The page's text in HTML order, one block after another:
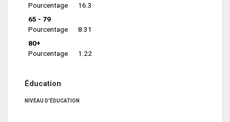
Pourcentage
16.3
65 - 79
Pourcentage
8.31
80+
Pourcentage
1.22
Éducation
NIVEAU D'ÉDUCATION